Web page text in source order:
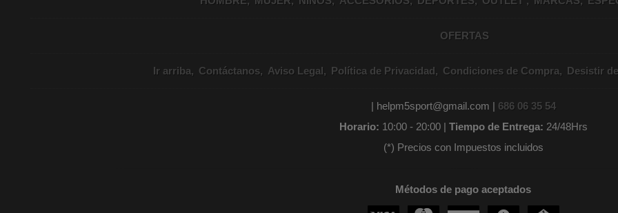
OFERTAS
Ir arriba Contáctanos Aviso Legal Política de Privacidad Condiciones de Compra Desistir
| helpm5sport@gmail.com | 686 06 35 54
Horario: 10:00 - 20:00 | Tiempo de Entrega: 24/48Hrs
(*) Precios con Impuestos incluidos
Métodos de pago aceptados